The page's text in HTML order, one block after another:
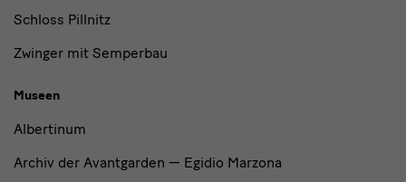
Schloss Pillnitz
Zwinger mit Semperbau
Museen
Albertinum
Archiv der Avantgarden — Egidio Marzona